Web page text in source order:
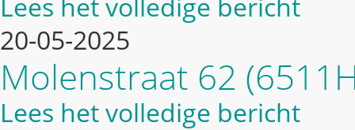
20-05-2025
Molenstraat 62
Lees het volledige bericht